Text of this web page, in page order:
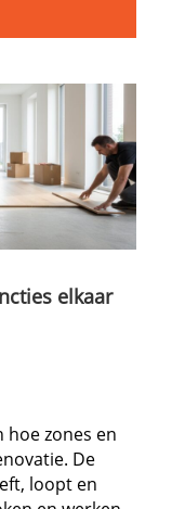
elkaar
hoe zones en
De
loopt en